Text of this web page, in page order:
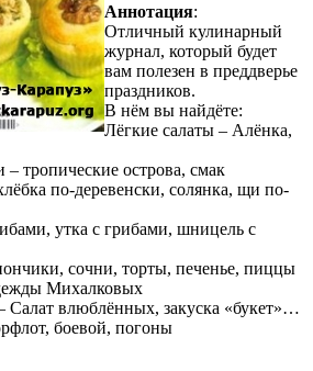
Аннотация:
Отличный кулинарный
журнал, который будет
вам полезен в преддверье
праздников.
В нём вы найдёте:
Лёгкие салаты – Алёнка,
тропические острова, смак
по-деревенски, солянка, щи по-
утка с грибами, шницель с
сочни, торты, печенье, пиццы
Михалковых
Салат влюблённых, закуска «букет»…
боевой, погоны